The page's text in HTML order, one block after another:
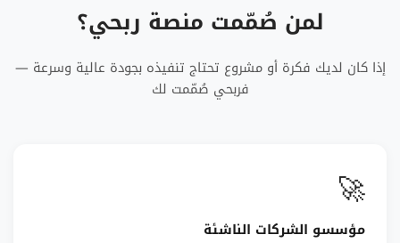
لمن صُمّمت منصة ربحي؟
إذا كان لديك فكرة أو مشروع تحتاج تنفيذه بجودة عالية وسرعة —
فربحي صُمّمت لك
🚀
مؤسسو الشركات الناشئة